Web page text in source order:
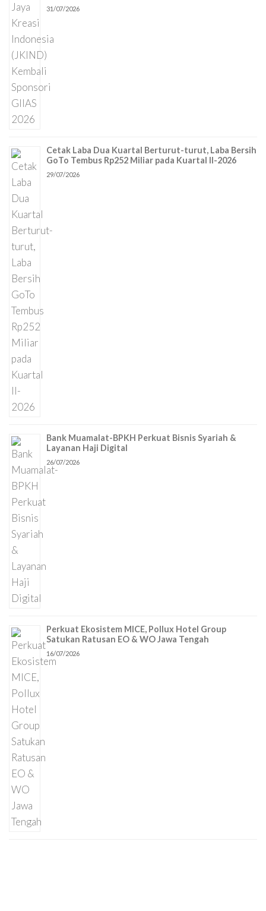
31/07/2026
Cetak Laba Dua Kuartal Berturut-turut, Laba Bersih
GoTo Tembus Rp252 Miliar pada Kuartal II-2026
29/07/2026
Bank Muamalat-BPKH Perkuat Bisnis Syariah &
Layanan Haji Digital
26/07/2026
Perkuat Ekosistem MICE, Pollux Hotel Group
Satukan Ratusan EO & WO Jawa Tengah
16/07/2026